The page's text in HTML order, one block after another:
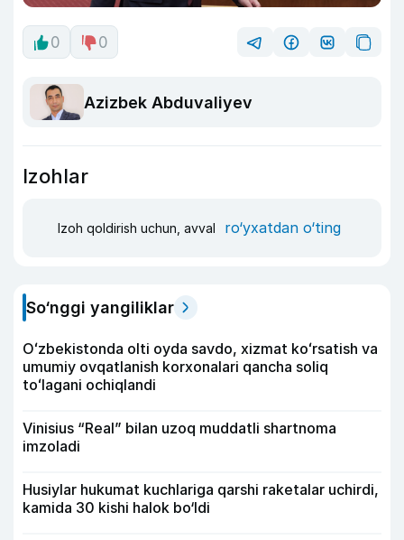
0 0
Azizbek Abduvaliyev
Izohlar
Izoh qoldirish uchun, avval ro‘yxatdan o‘ting
So‘nggi yangiliklar
Oʻzbekistonda olti oyda savdo, xizmat koʻrsatish va
umumiy ovqatlanish korxonalari qancha soliq
toʻlagani ochiqlandi
Vinisius “Real” bilan uzoq muddatli shartnoma
imzoladi
Husiylar hukumat kuchlariga qarshi raketalar uchirdi,
kamida 30 kishi halok bo‘ldi